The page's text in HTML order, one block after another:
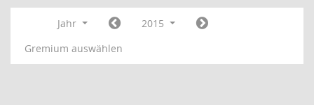
Jahr
2015
Gremium auswählen